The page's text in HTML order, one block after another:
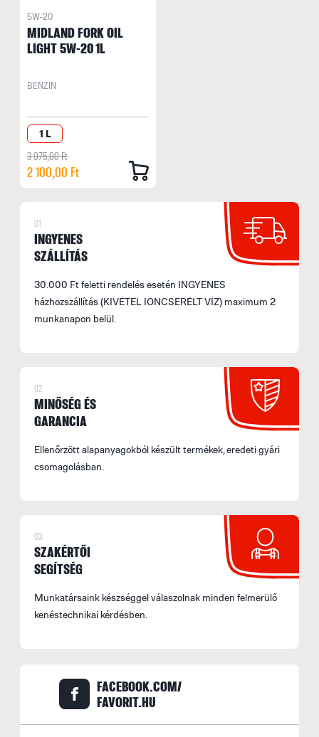
5W-20
MIDLAND FORK OIL
LIGHT 5W-20 1L
BENZIN
1 L
3 975,00 Ft
2 100,00 Ft
01
INGYENES
SZÁLLÍTÁS
30.000 Ft feletti rendelés esetén INGYENES
házhozszállítás (KIVÉTEL IONCSERÉLT VÍZ) maximum 2
munkanapon belül.
02
MINŐSÉG ÉS
GARANCIA
Ellenőrzött alapanyagokból készült termékek, eredeti gyári
csomagolásban.
03
SZAKÉRTŐI
SEGÍTSÉG
Munkatársaink készséggel válaszolnak minden felmerülő
kenéstechnikai kérdésben.
FACEBOOK.COM/
FAVORIT.HU